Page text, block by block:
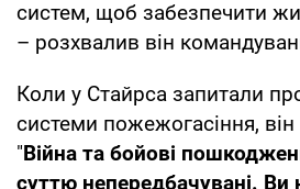
систем, щоб забезпечити
– розхвалив він
Коли у Стайрса запитали
системи пожежогасіння,
"Війна та бойові
суттю непередбачувані. Ви